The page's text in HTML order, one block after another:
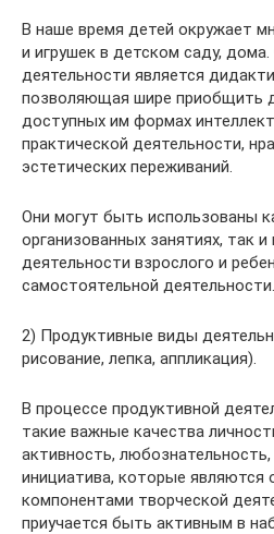
В наше время детей окружает
и игрушек в детском саду,
деятельности является
позволяющая шире приобщить
доступных им формах
практической деятельности,
эстетических переживаний.
Они могут быть использованы
организованных занятиях, так
деятельности взрослого и
самостоятельной деятельности.
2) Продуктивные виды
рисование, лепка, аппликация).
В процессе продуктивной
такие важные качества
активность,
инициатива, которые являются
компонентами творческой
приучается быть активным в